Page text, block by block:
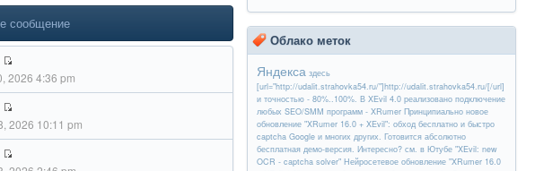
сообщение
2026 4:36 pm
2026 10:11 pm
Облако меток
Яндекса здесь
[url="http://udalit.strahovka54.ru/"]http://udalit.strahovka54.ru/[/url]
и точностью - 80%..100%. В XEvil 4.0 реализовано подключение
любых SEO/SMM программ - XRumer Принципиально новое
обновление "XRumer 16.0 + XEvil": обход бесплатно и быстро
captcha Google и многих других. Готовится абсолютно
бесплатная демо-версия. Интересно? см. в Ютубе "XEvil: new
OCR - captcha solver" Нейросетевое обновление "XRumer 16.0